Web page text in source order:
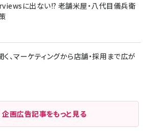
に出ない!? 老舗米屋・八代目儀兵衛
く、マーケティングから店舗・採用まで広が
企画広告記事をもっと見る